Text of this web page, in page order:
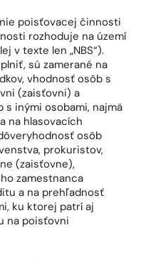
poisťovacej činnosti
rozhoduje na území
v texte len „NBS“).
sú zamerané na
vhodnosť osôb s
(zaisťovni) a
inými osobami, najmä
na hlasovacích
osôb
prokuristov,
(zaisťovne),
zamestnanca
a na prehľadnosť
ku ktorej patrí aj
na poisťovni